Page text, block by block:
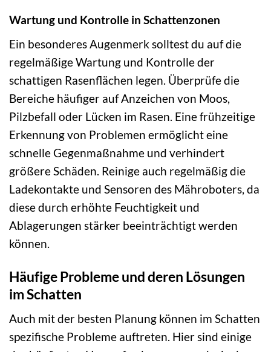
Wartung und Kontrolle in Schattenzonen
Ein besonderes Augenmerk solltest du auf die
regelmäßige Wartung und Kontrolle der
schattigen Rasenflächen legen. Überprüfe die
Bereiche häufiger auf Anzeichen von Moos,
Pilzbefall oder Lücken im Rasen. Eine frühzeitige
Erkennung von Problemen ermöglicht eine
schnelle Gegenmaßnahme und verhindert
größere Schäden. Reinige auch regelmäßig die
Ladekontakte und Sensoren des Mähroboters, da
diese durch erhöhte Feuchtigkeit und
Ablagerungen stärker beeinträchtigt werden
können.
Häufige Probleme und deren Lösungen
im Schatten
Auch mit der besten Planung können im Schatten
spezifische Probleme auftreten. Hier sind einige